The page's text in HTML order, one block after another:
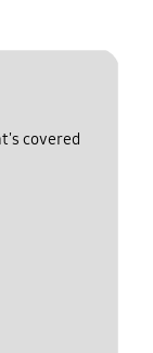
covered